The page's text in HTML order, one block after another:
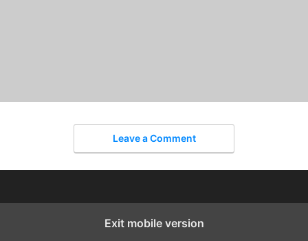
Leave a Comment
Exit mobile version